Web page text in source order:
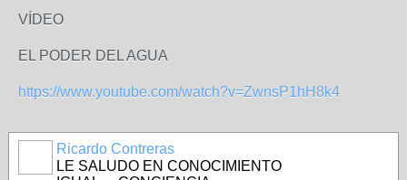
VÍDEO
EL PODER DEL AGUA
https://www.youtube.com/watch?v=ZwnsP1hH8k4
Ricardo Contreras
LE SALUDO EN CONOCIMIENTO